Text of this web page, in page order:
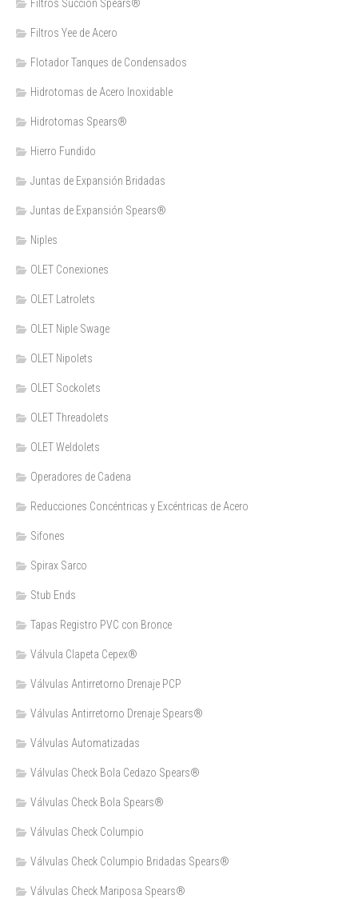
Filtros Succión Spears®
Filtros Yee de Acero
Flotador Tanques de Condensados
Hidrotomas de Acero Inoxidable
Hidrotomas Spears®
Hierro Fundido
Juntas de Expansión Bridadas
Juntas de Expansión Spears®
Niples
OLET Conexiones
OLET Latrolets
OLET Niple Swage
OLET Nipolets
OLET Sockolets
OLET Threadolets
OLET Weldolets
Operadores de Cadena
Reducciones Concéntricas y Excéntricas de Acero
Sifones
Spirax Sarco
Stub Ends
Tapas Registro PVC con Bronce
Válvula Clapeta Cepex®
Válvulas Antirretorno Drenaje PCP
Válvulas Antirretorno Drenaje Spears®
Válvulas Automatizadas
Válvulas Check Bola Cedazo Spears®
Válvulas Check Bola Spears®
Válvulas Check Columpio
Válvulas Check Columpio Bridadas Spears®
Válvulas Check Mariposa Spears®